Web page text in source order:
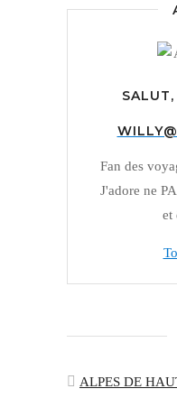
Fan des
J'adore ne
et
ALPES DE